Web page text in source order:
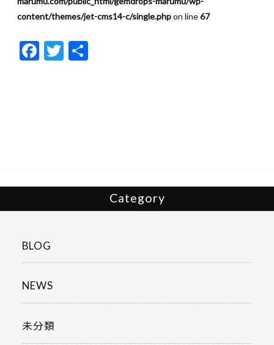
content/themes/jet-cms14-c/single.phpon line67
F
ac
T
w
Category
BLOG
NEWS
未分類